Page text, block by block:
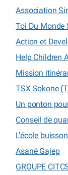
Association
Toi Du Monde
Action et
Help Children
Mission
TSX Sokone
Un ponton
Conseil de
L’école
Asané Gajep
GROUPE